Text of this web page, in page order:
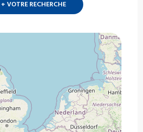
+ VOTRE RECHERCHE